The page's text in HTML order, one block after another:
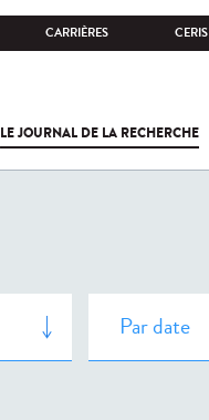
CARRIÈRES CERIS
LE JOURNAL DE LA RECHERCHE